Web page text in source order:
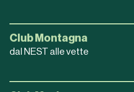
Club Montagna
dal NEST alle vette